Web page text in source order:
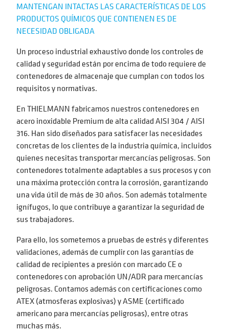
MANTENGAN INTACTAS LAS CARACTERÍSTICAS DE LOS
PRODUCTOS QUÍMICOS QUE CONTIENEN ES DE
NECESIDAD OBLIGADA
Un proceso industrial exhaustivo donde los controles de
calidad y seguridad están por encima de todo requiere de
contenedores de almacenaje que cumplan con todos los
requisitos y normativas.
En THIELMANN fabricamos nuestros contenedores en
acero inoxidable Premium de alta calidad AISI 304 / AISI
316. Han sido diseñados para satisfacer las necesidades
concretas de los clientes de la industria química, incluidos
quienes necesitas transportar mercancías peligrosas. Son
contenedores totalmente adaptables a sus procesos y con
una máxima protección contra la corrosión, garantizando
una vida útil de más de 30 años. Son además totalmente
ignífugos, lo que contribuye a garantizar la seguridad de
sus trabajadores.
Para ello, los sometemos a pruebas de estrés y diferentes
validaciones, además de cumplir con las garantías de
calidad de recipientes a presión con marcado CE o
contenedores con aprobación UN/ADR para mercancías
peligrosas. Contamos además con certificaciones como
ATEX (atmosferas explosivas) y ASME (certificado
americano para mercancías peligrosas), entre otras
muchas más.